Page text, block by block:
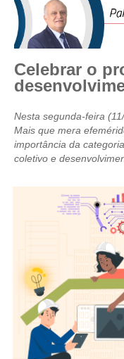
GALERIA EX-
ORGANOGRAMA
CRESCE BRASIL
HISTÓRICO E ATUAÇÃO
COMPOSIÇÃO
CONSELHOS
PERSONALIDADES DA
NÚCLEO DA MULHER
TRANSPARÊNCIA
JURÍDICO
CONSULTORIA
Celebrar o
Nesta segunda-feira
Mais que mera
importância da
coletivo e